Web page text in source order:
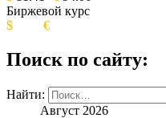
Биржевой курс
$
€
Поиск по сайту:
Найти:
Август 2026